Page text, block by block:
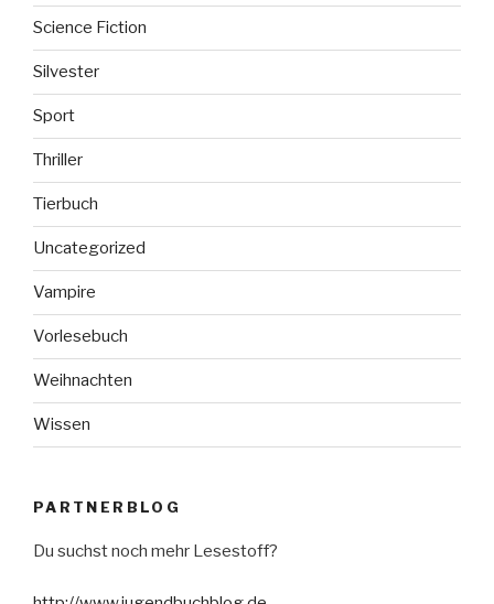
Science Fiction
Silvester
Sport
Thriller
Tierbuch
Uncategorized
Vampire
Vorlesebuch
Weihnachten
Wissen
PARTNERBLOG
Du suchst noch mehr Lesestoff?